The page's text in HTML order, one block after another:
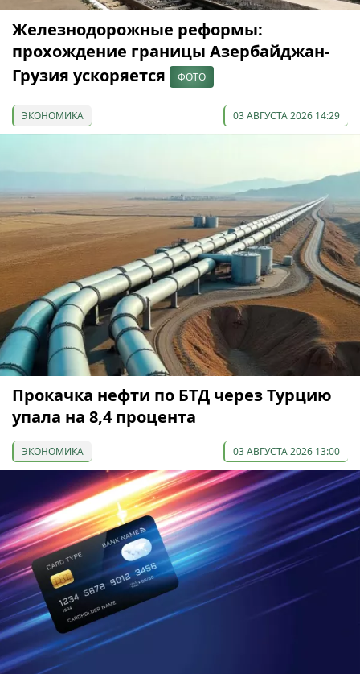
Железнодорожные реформы:
прохождение границы Азербайджан-
Грузия ускоряется
ФОТО
ЭКОНОМИКА 03 АВГУСТА 2026 14:29
Прокачка нефти по БТД через Турцию
упала на 8,4 процента
ЭКОНОМИКА 03 АВГУСТА 2026 13:00